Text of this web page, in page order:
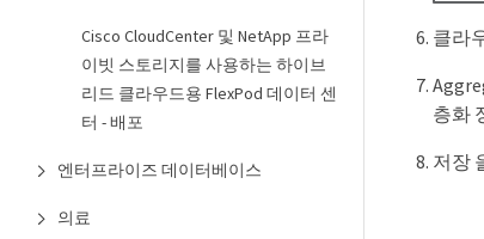
Cisco CloudCenter 및 NetApp 프라
이빗 스토리지를 사용하는 하이브
리드 클라우드용 FlexPod 데이터 센
터 - 배포
엔터프라이즈 데이터베이스
의료
클라
층화
저장